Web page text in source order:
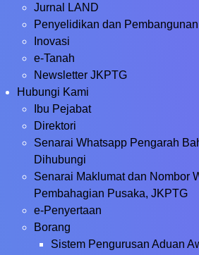
Jurnal LAND
Penyelidikan dan Pembangunan
Inovasi
e-Tanah
Newsletter JKPTG
Hubungi Kami
Ibu Pejabat
Direktori
Senarai Whatsapp Pengarah
Dihubungi
Senarai Maklumat dan Nombor
Pembahagian Pusaka, JKPTG
e-Penyertaan
Borang
Sistem Pengurusan Aduan